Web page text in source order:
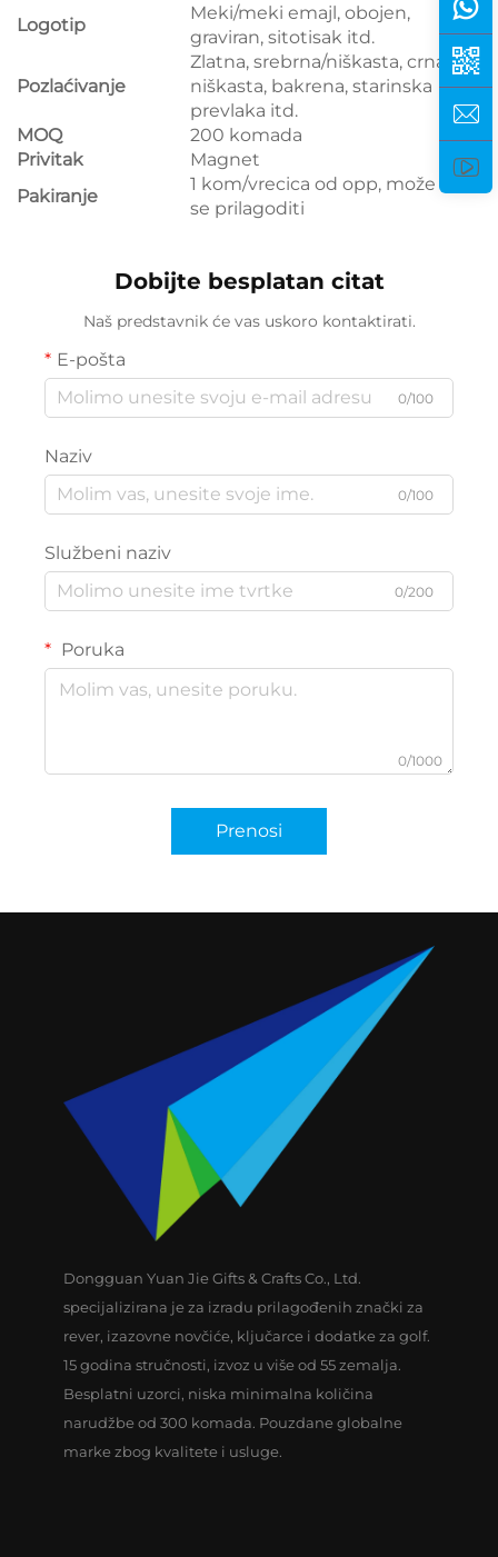
Logotip
Meki/meki emajl, obojen,
graviran, sitotisak itd.
Pozlaćivanje
Zlatna, srebrna/niškasta, crna
niškasta, bakrena, starinska
prevlaka itd.
MOQ
200 komada
Privitak
Magnet
Pakiranje
1 kom/vrecica od opp, može
se prilagoditi
Dobijte besplatan citat
Naš predstavnik će vas uskoro kontaktirati.
E-pošta
0/100
Naziv
0/100
Službeni naziv
0/200
Poruka
0/1000
Prenosi
Dongguan Yuan Jie Gifts & Crafts Co., Ltd.
specijalizirana je za izradu prilagođenih znački za
rever, izazovne novčiće, ključarce i dodatke za golf.
15 godina stručnosti, izvoz u više od 55 zemalja.
Besplatni uzorci, niska minimalna količina
narudžbe od 300 komada. Pouzdane globalne
marke zbog kvalitete i usluge.